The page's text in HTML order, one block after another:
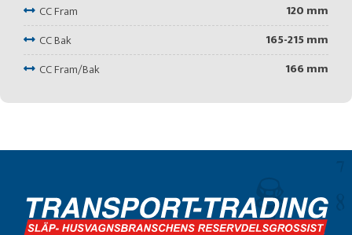
CC Fram
120 mm
CC Bak
165-215 mm
CC Fram/Bak
166 mm